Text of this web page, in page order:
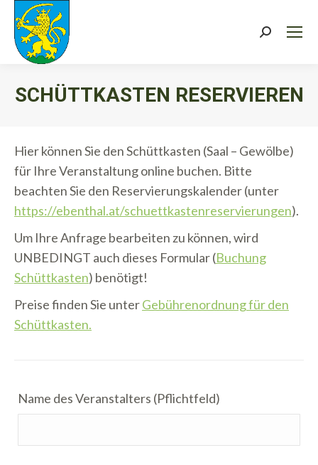
Search:
SCHÜTTKASTEN RESERVIEREN
Hier können Sie den Schüttkasten (Saal – Gewölbe)
für Ihre Veranstaltung online buchen. Bitte
beachten Sie den Reservierungskalender (unter
https://ebenthal.at/schuettkastenreservierungen).
Um Ihre Anfrage bearbeiten zu können, wird
UNBEDINGT auch dieses Formular (Buchung
Schüttkasten) benötigt!
Preise finden Sie unterGebührenordnung für den
Schüttkasten.
Name des Veranstalters (Pflichtfeld)